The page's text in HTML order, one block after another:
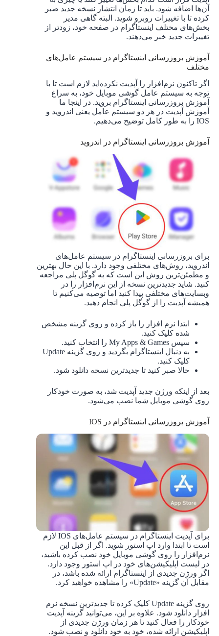
آن‌ها اضافه شود. باید تا زمان انتشار نسخه جدید صبر
کرده تا با تغییرات روبرو شوید. البته گاهی مدیر
بخش‌های مختلف اینستاگرام در صفحه خود، زودتر از
تغییرات جدید خبر می‌دهند.
آموزش بروزرسانی اینستاگرام در سیستم عامل‌های
مختلف
اگر تاکنون نرم‌افزار را آپدیت نکرده‌اید لازم است تا با
توجه به سیستم عامل گوشی موبایل خود، به سراغ
آموزش بروزرسانی اینستاگرام بروید. در اینجا ما
آموزش آپدیت در هر دو سیستم عامل یعنی اندروید و
IOS را به طور کامل توضیح می‌دهیم.
آموزش بروزرسانی اینستاگرام در اندروید
برای بروزرسانی اینستاگرام در سیستم عامل‌های
اندروید، روش‌های مختلفی وجود دارد. با این حال بهترین
و مطمئن‌ترین روش این است که به گوگل پلی مراجعه
کنید. شاید جدیدترین نسخه از این نرم‌افزار را در
وبسایت‌های مختلفی پیدا کنید اما توصیه می‌کنیم تا
همیشه آپدیت را از گوگل پلی انجام دهید.
ابتدا نرم افزار را باز کرده و روی گزینه مشخص
شده کلیک کنید.
سپس My Apps & Games را انتخاب کنید.
به دنبال اینستاگرام بگردید و روی گزینه Update
کلیک کنید.
حالا صبر کنید تا جدیدترین نسخه دانلود شود.
بعد از اینکه ورژن جدید آپدیت شد، به صورت خودکار
روی گوشی موبایل شما نصب می‌شود.
آموزش بروزرسانی اینستاگرام در IOS
برای آپدیت اینستاگرام در سیستم عامل‌های IOS لازم
است تا ابتدا وارد اپ استور شوید. اگر از قبل این
نرم‌افزار را روی گوشی موبایل خود نصب کرده باشید،
در لیست اپلیکیشن‌های خود در اپ استور وجود دارد.
اگر ورژن جدیدی از اینستاگرام ارائه شده باشد، در
مقابل آن گزینه «Update» را مشاهده خواهید کرد.
روی گزینه Update کلیک کرده تا جدیدترین نسخه نرم
افزار دانلود شود. علاوه بر این، می‌توانید گزینه آپدیت
خودکار را فعال کنید تا هر زمان ورژن جدیدی از
اپلیکیشن ارائه شده، خود به خود دانلود و نصب شود.